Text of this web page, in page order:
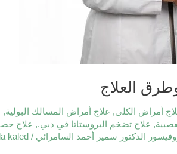
العلاج
أمراض الكلى, علاج أمراض المسالك البولية,
, علاج تضخم البروستاتا في دبي., علاج
الدكتور سمير أحمد السامرائي /
kaled